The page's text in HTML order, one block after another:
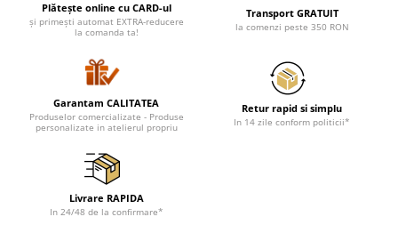
Cadouri Colegi, sefi sau angajati
Cadouri pentru Doctori
Cadouri pentru Sfânta Maria
Plătește online cu CARD-ul
și primești automat EXTRA-reducere
la comanda ta!
Transport GRATUIT
la comenzi peste 350 RON
Garantam CALITATEA
Produselor comercializate - Produse
personalizate in atelierul propriu
Retur rapid si simplu
In 14 zile conform politicii*
Livrare RAPIDA
In 24/48 de la confirmare*